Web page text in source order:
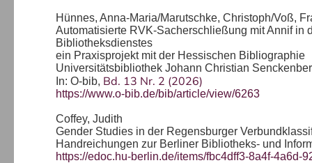
Hünnes, Anna-Maria/Marutschke, Christoph/Voß,
Automatisierte RVK-Sacherschließung mit Annif in
Bibliotheksdienstes
ein Praxisprojekt mit der Hessischen Bibliographie
Universitätsbibliothek Johann Christian
In: O-bib, Bd. 13 Nr. 2 (2026)
https://www.o-bib.de/bib/article/view/6263
Coffey, Judith
Gender Studies in der Regensburger
Handreichungen zur Berliner Bibliotheks- und
https://edoc.hu-berlin.de/items/fbc4dff3-8a4f-4a6d-